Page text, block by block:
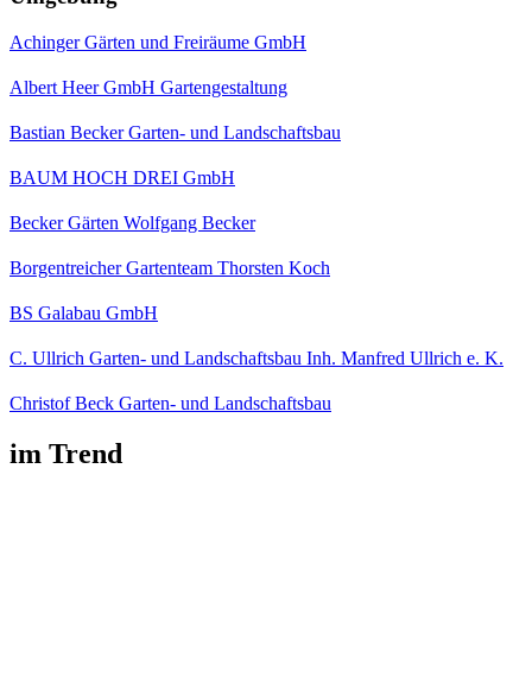
Achinger Gärten und Freiräume GmbH
Albert Heer GmbH Gartengestaltung
Bastian Becker Garten- und Landschaftsbau
BAUM HOCH DREI GmbH
Becker Gärten Wolfgang Becker
Borgentreicher Gartenteam Thorsten Koch
BS Galabau GmbH
C. Ullrich Garten- und Landschaftsbau Inh. Manfred Ullrich e. K.
Christof Beck Garten- und Landschaftsbau
im Trend